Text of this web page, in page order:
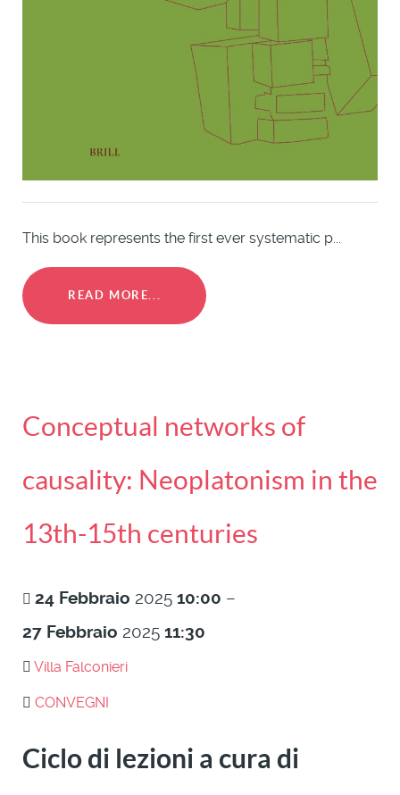
This book represents the first ever systematic p...
READ MORE...
Conceptual networks of
causality: Neoplatonism in the
13th-15th centuries
24 Febbraio 2025 10:00 –
27 Febbraio 2025 11:30
Villa Falconieri
CONVEGNI
Ciclo di lezioni a cura di